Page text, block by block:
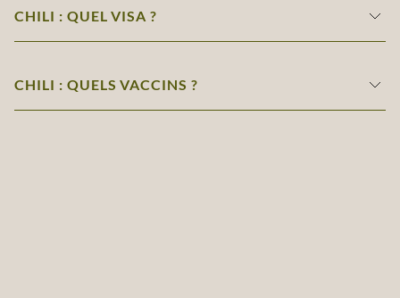
CHILI : QUEL VISA ?
CHILI : QUELS VACCINS ?